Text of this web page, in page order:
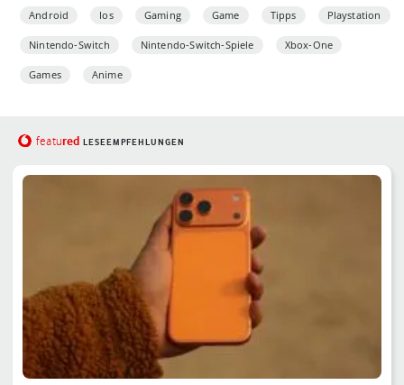
Android Ios Gaming Game Tipps Playstation
Nintendo-Switch Nintendo-Switch-Spiele Xbox-One
Games Anime
featured LESEEMPFEHLUNGEN